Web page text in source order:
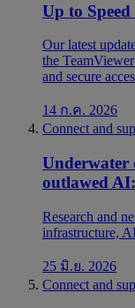
Up to
Our latest
the
and secure
14 ก.ค. 2026
Connect and
Underwater
outlawed
Research and
infrastructure,
25 มิ.ย. 2026
Connect and